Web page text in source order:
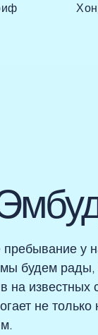
у
будем
на известных
не только